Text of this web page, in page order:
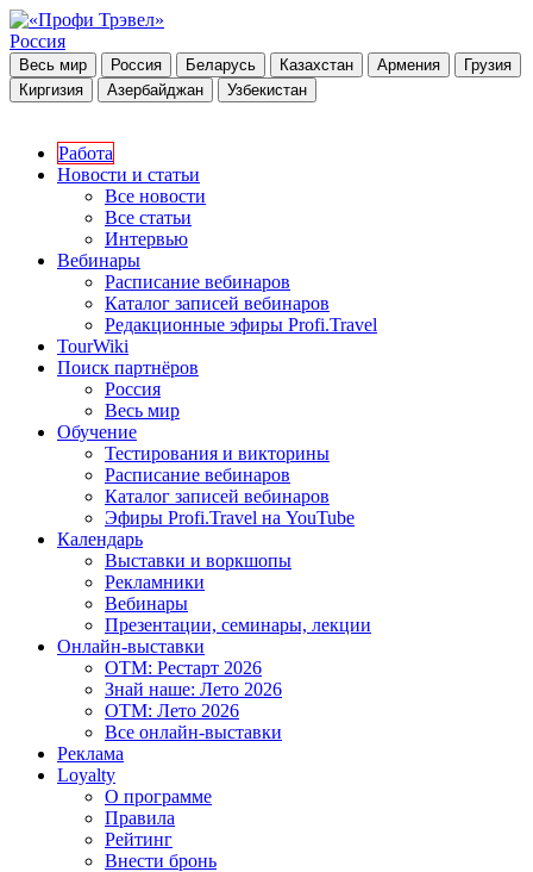
Россия
Весь мир Россия Беларусь Казахстан Армения
Грузия
Киргизия
Азербайджан Узбекистан
Работа
Новости и статьи
Все новости
Все статьи
Интервью
Вебинары
Расписание вебинаров
Каталог записей вебинаров
Редакционные эфиры Profi.Travel
TourWiki
Поиск партнёров
Россия
Весь мир
Обучение
Тестирования и викторины
Расписание вебинаров
Каталог записей вебинаров
Эфиры Profi.Travel на YouTube
Календарь
Выставки и воркшопы
Рекламники
Вебинары
Презентации, семинары, лекции
Онлайн-выставки
OTM: Рестарт 2026
Знай наше: Лето 2026
OTM: Лето 2026
Все онлайн-выставки
Реклама
Loyalty
О программе
Правила
Рейтинг
Внести бронь